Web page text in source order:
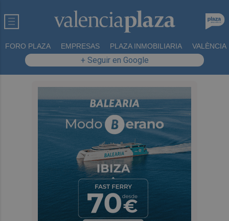
FORO PLAZA EMPRESAS PLAZA INMOBILIARIA VALÈNCIA
+ Seguir en Google